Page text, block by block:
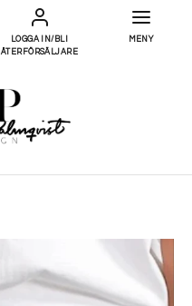
LOGGA IN/BLI
ÅTERFÖRSÄLJARE
MENY